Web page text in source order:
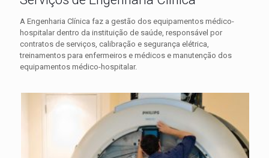
A Engenharia Clínica faz a gestão dos equipamentos médico-
hospitalar dentro da instituição de saúde, responsável por
contratos de serviços, calibração e segurança elétrica,
treinamentos para enfermeiros e médicos e manutenção dos
equipamentos médico-hospitalar.